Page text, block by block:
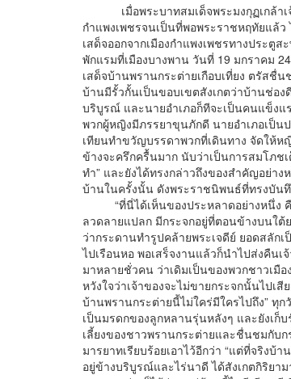
เมื่อพระบาทสมเด็จพระมงกุฏเกล้าเจ้า
กำแพงเพชรจนเป็นที่พอพระราชหฤทัยแล้ว
เสด็จออกจากเมืองกำแพงเพชรทางประตู
พักแรมที่เมืองบางพาน วันที่ 19 มกราคม
เสด็จบ้านพรานกระต่ายเกือบเที่ยง ตรัสชื่
บ้านมีรั้วกั้นเป็นขอบเขตสังเกตว่าบ้านช่อง
บริบูรณ์ และนายอำเภอก็ทีจะเป็นคนแข็งแ
พวกผู้หญิงมีภรรยาขุนภักดี นายอำเภอเป็น
เทียนทำขวัญบรรดาพวกที่เดินทาง จัดให้
ข้างจะครึกครื้นมาก นับว่าเป็นการสมโภ
ทำ” และยังได้ทรงกล่าวถึงของสำคัญอย่า
บ้านในครั้งนั้น ดังพระราชนิพนธ์ที่ทรงบัน
“ที่นี่ได้เห็นของประหลาดอย่างหนึ่ง คื
ลวดลายแปลก มีกระจกอยู่ที่ตอนข้างบนใต้
ว่ากระดานทำรูปคล้ายพระเจดีย์ ยอดสลัก
ไปเรือนหอ พอเสร็จงานแล้วก็นำไปส่งคืน
มาหลายชั่วคน ว่าเดิมเป็นของพวกชาวเมื
หวังใจว่าเจ้าของจะไม่ขายกระจกนั้นไปเ
บ้านพรานกระต่ายนี้ไม่ใคร่มีใครไปถึง” ทุ
เป็นมรดกของลูกหลานรุ่นหลังๆ และยังเก็
เลี้ยงของชาวพรานกระต่ายและชื่นชมกับ
มารยาทเรียบร้อยเอาไว้อีกว่า “แต่ที่จริง
อยู่ข้างบริบูรณ์และไร่นาดี ได้สังเกตกิริยา